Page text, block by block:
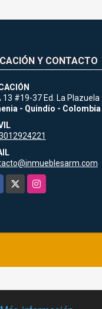
Y CONTACTO
13 #19-37 Ed. La Plazuela
- Quindío - Colombia
Instagram